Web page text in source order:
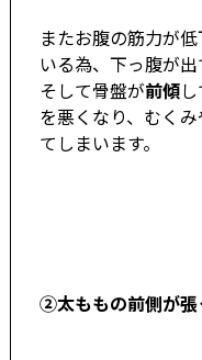
またお腹の筋力が
いる為、下っ腹が出
そして骨盤が前傾
を悪くなり、むく
てしまいます。
②太ももの前側が張